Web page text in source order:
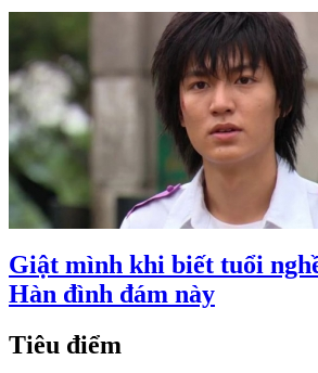
Giật mình khi biết tuổi
Hàn đình đám này
Tiêu điểm